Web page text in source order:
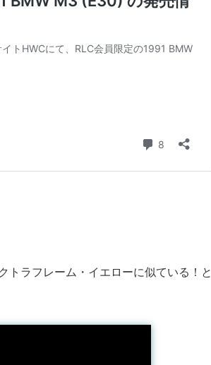
トラフレーム・イエローに似ている！と